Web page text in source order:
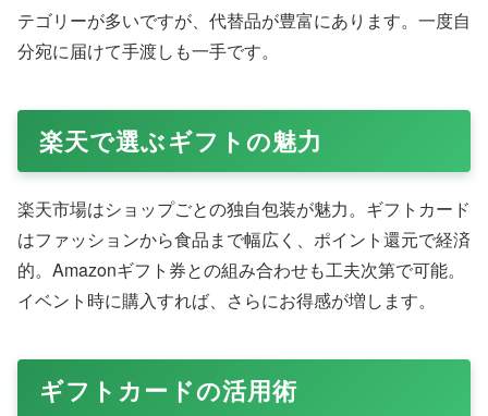
Amazonで購入する
バスタイムを華やかにするフラワーバスボムセット
。
Amazonギフト対応で、カラフルな見た目が魅力。楽天で